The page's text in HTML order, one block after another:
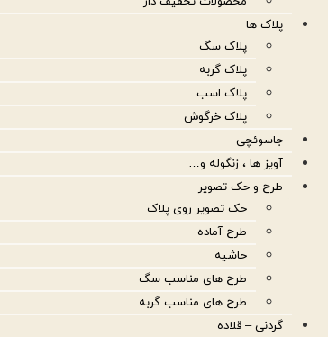
پلاک ها
پلاک سگ
پلاک گربه
پلاک اسب
پلاک خرگوش
جاسوئچی
آویز ها ، زنگوله و…
طرح و حک تصویر
حک تصویر روی پلاک
طرح آماده
حاشیه
طرح های مناسب سگ
طرح های مناسب گربه
گردنی – قلاده